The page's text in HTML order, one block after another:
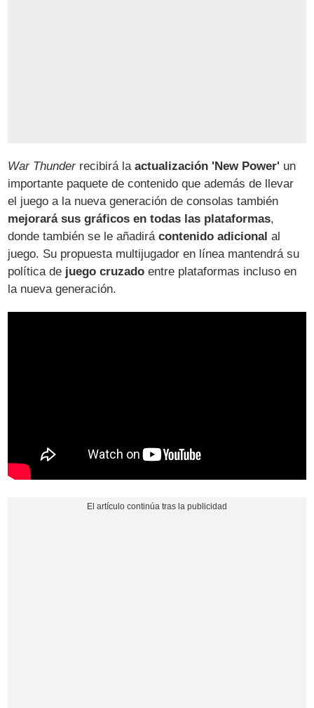
War Thunderrecibirá laactualización 'New Power' un
importante paquete de contenido que además de llevar
el juego a la nueva generación de consolas también
mejorará sus gráficos en todas las plataformas,
donde también se le añadirácontenido adicional al
juego. Su propuesta multijugador en línea mantendrá su
política de juego cruzado entre plataformas incluso en
la nueva generación.